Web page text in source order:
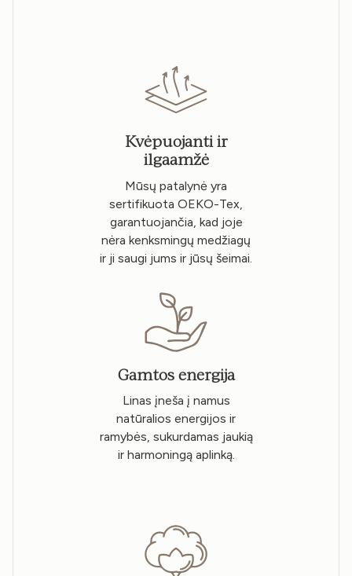
Kvėpuojanti ir
ilgaamžė
Mūsų patalynė yra
sertifikuota OEKO-Tex,
garantuojančia, kad joje
nėra kenksmingų medžiagų
ir ji saugi jums ir jūsų šeimai.
Gamtos energija
Linas įneša į namus
natūralios energijos ir
ramybės, sukurdamas jaukią
ir harmoningą aplinką.